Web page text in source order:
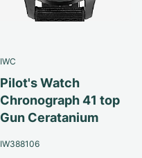
IWC
Pilot's Watch
Chronograph 41 top
Gun Ceratanium
IW388106